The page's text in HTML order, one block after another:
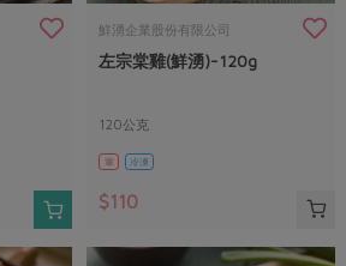
地區活動
鮮湧企業股份有限公司
左宗棠雞(鮮湧)-120g
120公克
葷 冷凍
$110